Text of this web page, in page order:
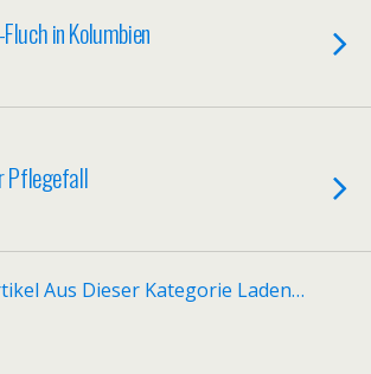
in Kolumbien
Pflegefall
Aus Dieser Kategorie Laden…